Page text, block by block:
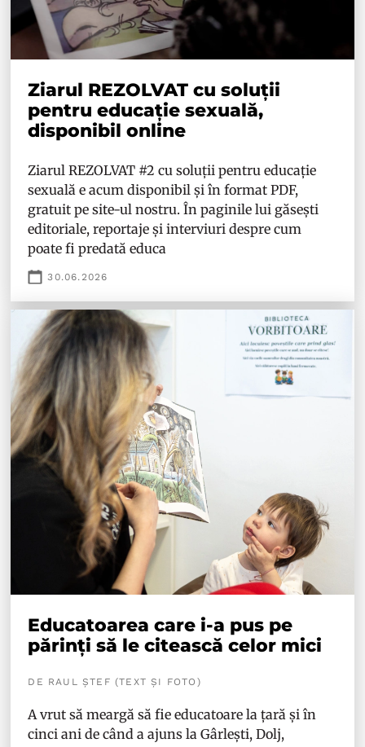
Ziarul REZOLVAT cu soluții
pentru educație sexuală,
disponibil online
Ziarul REZOLVAT #2 cu soluții pentru educație
sexuală e acum disponibil și în format PDF,
gratuit pe site-ul nostru. În paginile lui găsești
editoriale, reportaje și interviuri despre cum
poate fi predată educa
30.06.2026
Educatoarea care i-a pus pe
părinți să le citească celor mici
DE RAUL ȘTEF (TEXT ȘI FOTO)
A vrut să meargă să fie educatoare la țară și în
cinci ani de când a ajuns la Gârlești, Dolj,